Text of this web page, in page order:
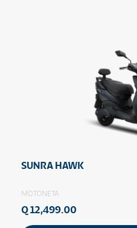
SUNRA HAWK
MOTONETA
Q 12,499.00